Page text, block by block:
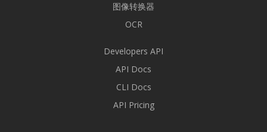
图像转换器
OCR
Developers API
API Docs
CLI Docs
API Pricing